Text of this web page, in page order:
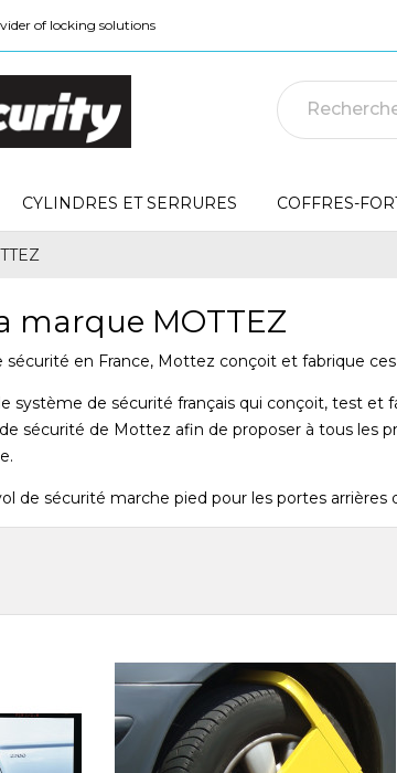
of locking solutions
CYLINDRES ET SERRURES COFFRES-
marque MOTTEZ
en France, Mottez conçoit et fabrique
système de sécurité français qui conçoit, test et
sécurité de Mottez afin de proposer à tous les
de sécurité marche pied pour les portes